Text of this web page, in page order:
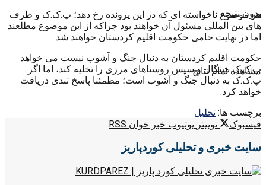
بدون نتیجه
مشاهده تمام نتایج
هر موضوع ناخواسته ای که در این پرونده رخ دهد؛ پ.ک.ک و طرف
های بین المللی مسئول آن خواهند بود چراکه از این موضوع مطلعند
اما در نهایت حامی حکومت اقلیم کردستان خواهند شد.
حکومت اقلیم کردستان به دنبال جنگ و آشوب نیست می خواهد
پ.ک.ک شنگال و سپس روستاهای مرزی را تخلیه کند، اما اگر
پ.ک.ک به دنبال جنگ و آشوب است؛ مطمئنا پاسخ تندی دریافت
خواهد کرد.
برچسب ها: تحليل
فیسبوک
توییتر یوتیوب خبر خوان RSS
سایت خبری و تحلیلی کوردپاریز